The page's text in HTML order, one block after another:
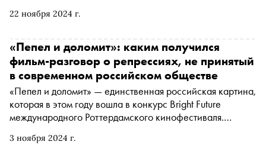
22 ноября 2024 г.
продюсер. Накануне концерта «Сноб» поговорил с
курсах Джорджа Лукаса и продолжении музыкальной
династии
3 ноября 2024 г.
«Пепел и доломит»: каким получился
фильм-разговор о репрессиях, не принятый
в современном российском обществе
«Пепел и доломит» — единственная российская картина,
которая в этом году вошла в конкурс Bright Future
международного Роттердамского кинофестиваля.
рассказывающей об одном из самых трагичных